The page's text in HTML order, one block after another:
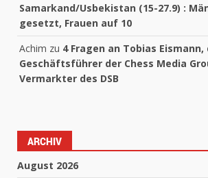
Samarkand/Usbekistan (15-27.9) :
gesetzt, Frauen auf 10
Achim zu 4 Fragen an Tobias Eismann,
Geschäftsführer der Chess Media
Vermarkter des DSB
ARCHIV
August 2026